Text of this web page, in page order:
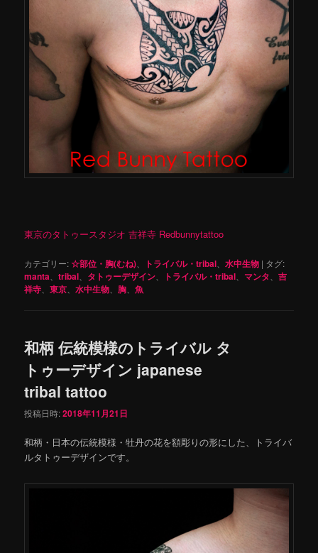
東京のタトゥースタジオ 吉祥寺 Redbunnytattoo
カテゴリー:☆部位・胸(むね) トライバル・tribal 、水中生物 | タグ:
manta 、tribal タトゥーデザイン トライバル・tribal マンタ 、吉
祥寺 、東京 、水中生物 胸 、魚
和柄 伝統模様のトライバル タ
トゥーデザイン japanese
tribal tattoo
投稿日時:2018年11月21日
和柄・日本の伝統模様・牡丹の花を額彫りの形にした、トライバ
ルタトゥーデザインです。